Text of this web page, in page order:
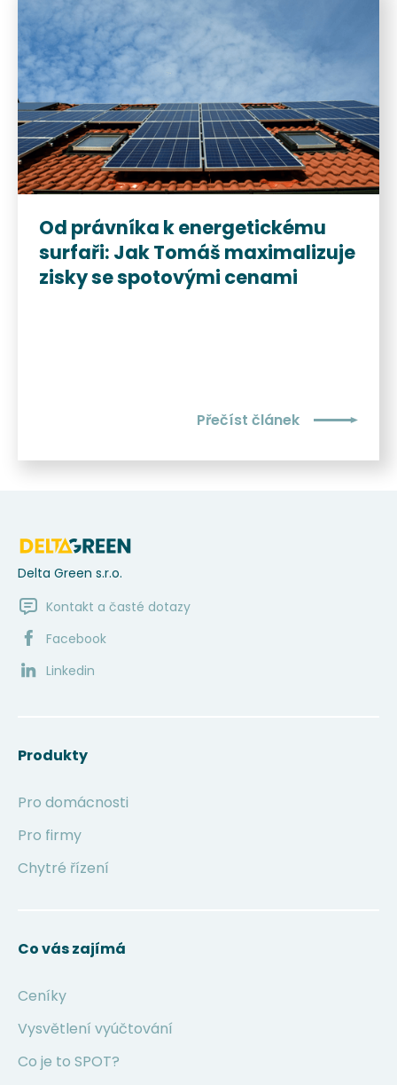
Od právníka k energetickému
surfaři: Jak Tomáš maximalizuje
zisky se spotovými cenami
Přečíst článek
Delta Green s.r.o.
Kontakt a časté dotazy
Facebook
Linkedin
Produkty
Pro domácnosti
Pro firmy
Chytré řízení
Co vás zajímá
Ceníky
Vysvětlení vyúčtování
Co je to SPOT?